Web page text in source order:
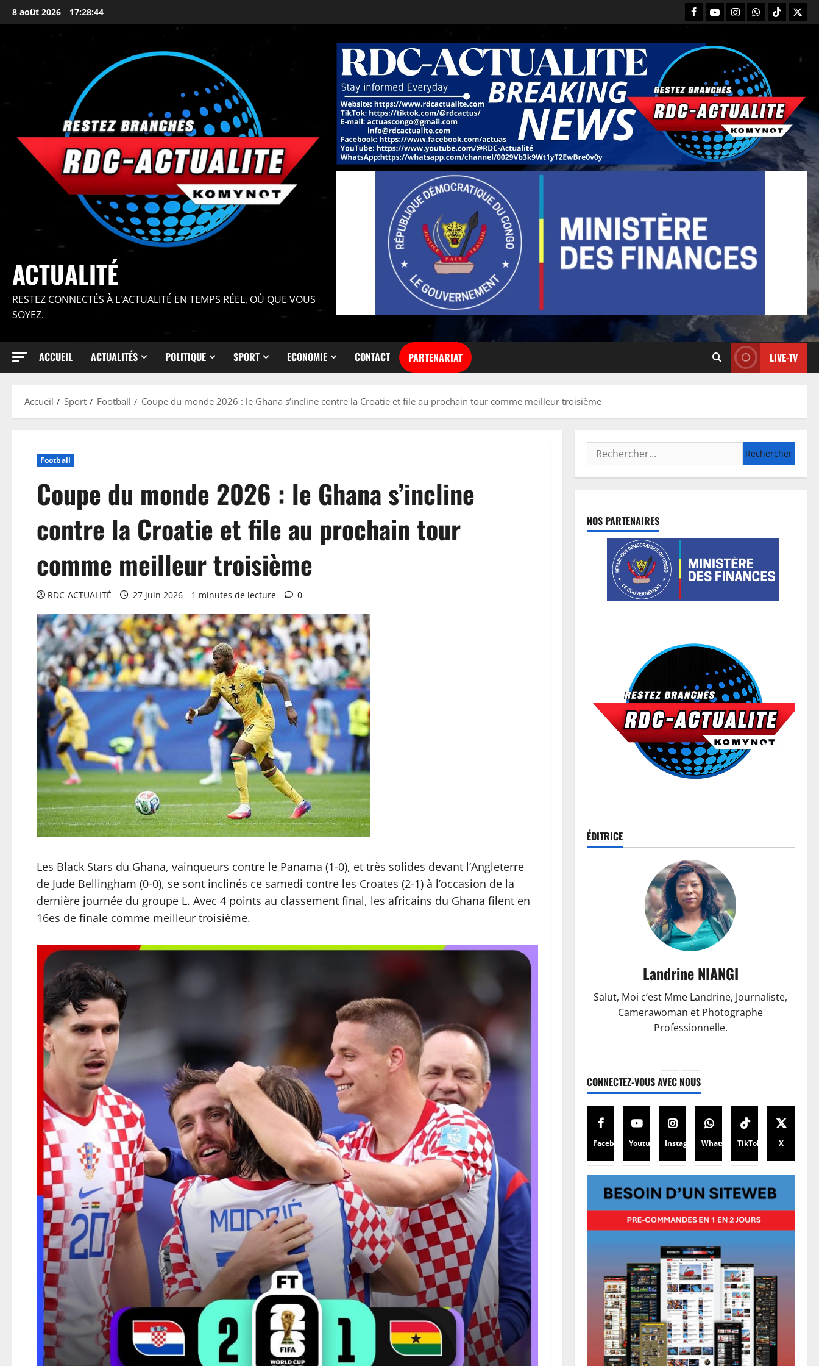
principal
8 août 2026 17:28:48
ACTUALITÉ
RESTEZ CONNECTÉS À L'ACTUALITÉ EN TEMPS RÉEL, OÙ QUE VOUS
SOYEZ.
ACCUEIL ACTUALITÉS POLITIQUE SPORT ECONOMIE CONTACT PARTENARIAT LIVE-TV
Accueil Sport Football Coupe du monde 2026 : le Ghana s’incline contre la Croatie et file au prochain tour comme meilleur troisième
Football
Coupe du monde 2026 : le Ghana s’incline
contre la Croatie et file au prochain tour
comme meilleur troisième
RDC-ACTUALITÉ 27 juin 2026 1 minutes de lecture 0
Les Black Stars du Ghana, vainqueurs contre le Panama (1-0), et très solides devant l’Angleterre
de Jude Bellingham (0-0), se sont inclinés ce samedi contre les Croates (2-1) à l’occasion de la
dernière journée du groupe L. Avec 4 points au classement final, les africains du Ghana filent en
16es de finale comme meilleur troisième.
NOS PARTENAIRES
ÉDITRICE
Landrine NIANGI
Salut, Moi c’est Mme Landrine, Journaliste,
Camerawoman et Photographe
Professionnelle.
CONNECTEZ-VOUS AVEC NOUS
Facebook Youtube InstagramWhatsAppTikTok X
Santé
Ebola en RDC : l’OMS appelle à
intensifier la riposte
8 août 2026 0